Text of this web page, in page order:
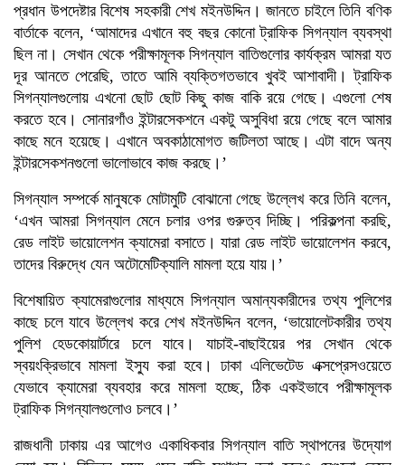
প্রধান উপদেষ্টার বিশেষ সহকারী শেখ মইনউদ্দিন। জানতে চাইলে তিনি বণিক
বার্তাকে বলেন, ‘‌আমাদের এখানে বহু বছর কোনো ট্রাফিক সিগন্যাল ব্যবস্থা
ছিল না। সেখান থেকে পরীক্ষামূলক সিগন্যাল বাতিগুলোর কার্যক্রম আমরা যত
দূর আনতে পেরেছি, তাতে আমি ব্যক্তিগতভাবে খুবই আশাবাদী। ট্রাফিক
সিগন্যালগুলোয় এখনো ছোট ছোট কিছু কাজ বাকি রয়ে গেছে। এগুলো শেষ
করতে হবে। সোনারগাঁও ইন্টারসেকশনে একটু অসুবিধা রয়ে গেছে বলে আমার
কাছে মনে হয়েছে। এখানে অবকাঠামোগত জটিলতা আছে। এটা বাদে অন্য
ইন্টারসেকশনগুলো ভালোভাবে কাজ করছে।’
‌সিগন্যাল সম্পর্কে মানুষকে মোটামুটি বোঝানো গেছে উল্লেখ করে তিনি বলেন,
‘এখন আমরা সিগন্যাল মেনে চলার ওপর গুরুত্ব দিচ্ছি। পরিকল্পনা করছি,
রেড লাইট ভায়োলেশন ক্যামেরা বসাতে। যারা রেড লাইট ভায়োলেশন করবে,
তাদের বিরুদ্ধে যেন অটোমেটিক্যালি মামলা হয়ে যায়।’
বিশেষায়িত ক্যামেরাগুলোর মাধ্যমে সিগন্যাল অমান্যকারীদের তথ্য পুলিশের
কাছে চলে যাবে উল্লেখ করে শেখ মইনউদ্দিন বলেন, ‘ভায়োলেটকারীর তথ্য
পুলিশ হেডকোয়ার্টারে চলে যাবে। যাচাই-বাছাইয়ের পর সেখান থেকে
স্বয়ংক্রিভাবে মামলা ইস্যু করা হবে। ঢাকা এলিভেটেড এক্সপ্রেসওয়েতে
যেভাবে ক্যামেরা ব্যবহার করে মামলা হচ্ছে, ঠিক একইভাবে পরীক্ষামূলক
ট্রাফিক সিগন্যালগুলোও চলবে।’
রাজধানী ঢাকায় এর আগেও একাধিকবার সিগন্যাল বাতি স্থাপনের উদ্যোগ